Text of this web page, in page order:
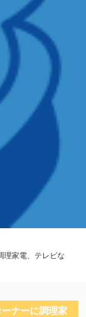
理家電、テレビな
ナーに調理家